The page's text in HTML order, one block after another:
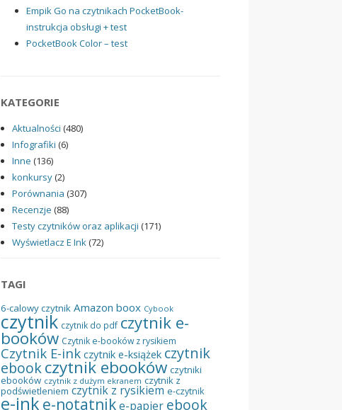
Empik Go na czytnikach PocketBook-
instrukcja obsługi + test
PocketBook Color – test
KATEGORIE
Aktualności (480)
Infografiki (6)
Inne (136)
konkursy(2)
Porównania (307)
Recenzje (88)
Testy czytników oraz aplikacji (171)
Wyświetlacz E Ink(72)
TAGI
6-calowy czytnik Amazon boox Cybook
czytnik czytnik do pdf czytnik e-
booków Czytnik e-booków z rysikiem
Czytnik E-ink czytnik e-książek czytnik
ebookczytnik ebooków czytniki
ebooków czytnik z dużym ekranem czytnik z
podświetleniem czytnik z rysikiem e-czytnik
e-ink e-notatnike-papier ebook